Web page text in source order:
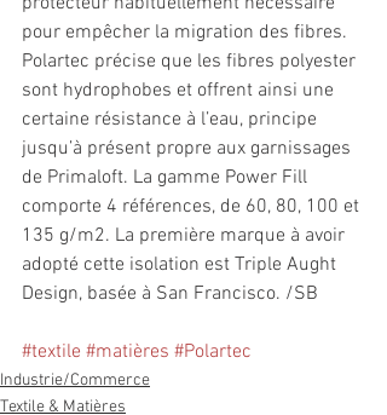
pour empêcher la migration des fibres.
Polartec précise que les fibres polyester
sont hydrophobes et offrent ainsi une
certaine résistance à l’eau, principe
jusqu’à présent propre aux garnissages
de Primaloft. La gamme Power Fill
comporte 4 références, de 60, 80, 100 et
135 g/m2. La première marque à avoir
adopté cette isolation est Triple Aught
Design, basée à San Francisco. /SB
#textile #matières #Polartec
Industrie/Commerce
Textile & Matières